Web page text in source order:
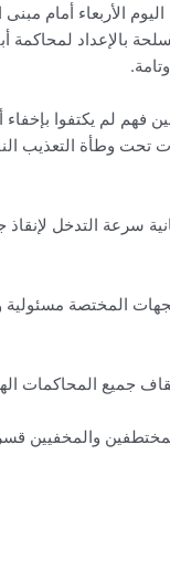
الأربعاء أمام مبنى
بالإعداد لمحاكمة
فهم لم يكتفوا
تحت وطأة التعذيب
سرعة التدخل
المختصة مسئولية
جميع المحاكمات
والمخفيين